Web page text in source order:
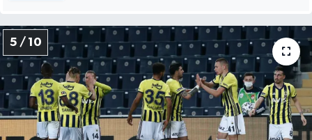
5 / 10